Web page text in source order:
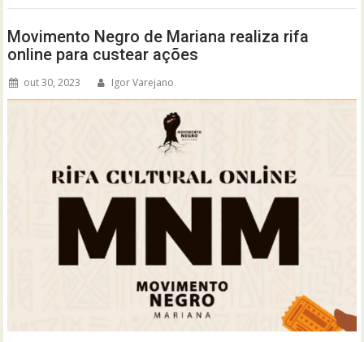
Movimento Negro de Mariana realiza rifa
online para custear ações
out 30, 2023 Igor Varejano